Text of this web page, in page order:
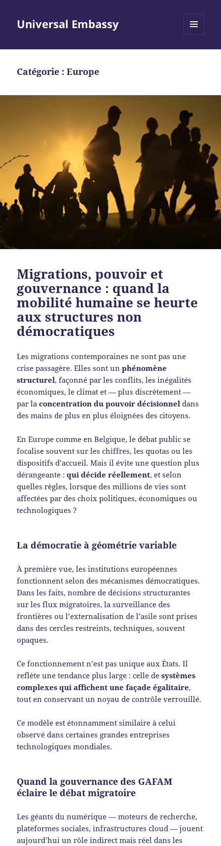
Universal Embassy
Catégorie :Europe
Migrations, pouvoir et
gouvernance : quand la
mobilité humaine se heurte
aux structures non
démocratiques
Les migrations contemporaines ne sont pas une
crise passagère. Elles sont unphénomène
structurel, façonné par les conflits, les inégalités
économiques, le climat et — plus discrètement —
par laconcentration du pouvoir décisionnel dans
des mains de plus en plus éloignées des citoyens.
En Europe comme en Belgique, le débat public se
focalise souvent sur les chiffres, les quotas ou les
dispositifs d’accueil. Mais il évite une question plus
dérangeante :qui décide réellement, et selon
quelles règles, lorsque des millions de vies sont
affectées par des choix politiques, économiques ou
technologiques ?
La démocratie à géométrie variable
À première vue, les institutions européennes
fonctionnent selon des mécanismes démocratiques.
Dans les faits, nombre de décisions structurantes
sur les flux migratoires, la surveillance des
frontières ou l’externalisation de l’asile sont prises
dans des cercles restreints, techniques, souvent
opaques.
Ce fonctionnement n’est pas unique aux États. Il
reflète une tendance plus large : celle desystèmes
complexes qui affichent une façade égalitaire,
tout en conservant un noyau de contrôle verrouillé.
Ce modèle est étonnamment similaire à celui
observé dans certaines grandes entreprises
technologiques mondiales.
Quand la gouvernance des GAFAM
éclaire le débat migratoire
Les géants du numérique — moteurs de recherche,
plateformes sociales, infrastructures cloud — jouent
aujourd’hui un rôle indirect mais réel dans les